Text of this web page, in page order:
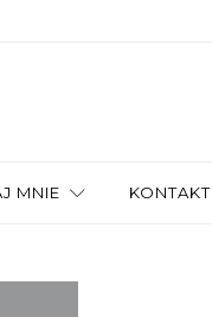
MNIE KONTAKT